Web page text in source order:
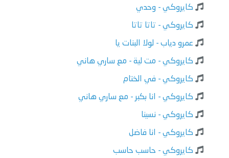
كايروكي - وحدي
كايروكي - تاتا تاتا
عمرو دياب - لولا البنات يا
كايروكي - مت لية - مع ساري هاني
كايروكي - في الختام
كايروكي - انا بكبر - مع ساري هاني
كايروكي - نسينا
كايروكي - انا فاضل
كايروكي - حاسب حاسب